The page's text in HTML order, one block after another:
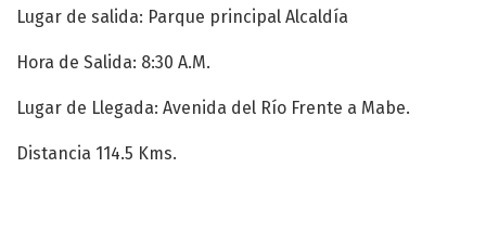
Lugar de salida: Parque principal Alcaldía
Hora de Salida: 8:30 A.M.
Lugar de Llegada: Avenida del Río Frente a Mabe.
Distancia 114.5 Kms.